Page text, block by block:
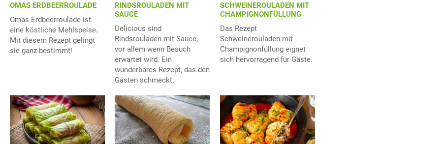
OMAS ERDBEERROULADE
Omas Erdbeerroulade ist
eine köstliche Mehlspeise.
Mit diesem Rezept gelingt
sie ganz bestimmt!
RINDSROULADEN MIT
SAUCE
Delicious sind
Rindsrouladen mit Sauce,
vor allem wenn Besuch
erwartet wird. Ein
wunderbares Rezept, das den
Gästen schmeckt.
SCHWEINEROULADEN MIT
CHAMPIGNONFÜLLUNG
Das Rezept
Schweinerouladen mit
Champignonfüllung eignet
sich hervorragend für Gäste.